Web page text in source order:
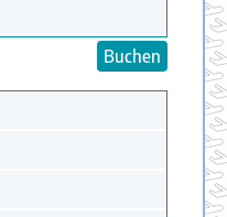
Buchen